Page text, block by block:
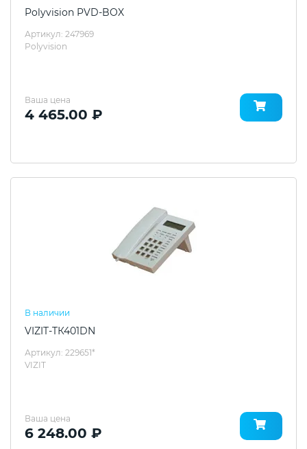
Polyvision PVD-BOX
Артикул: 247969
Polyvision
Ваша цена
4 465.00 ₽
В наличии
VIZIT-TК401DN
Артикул: 229651*
VIZIT
Ваша цена
6 248.00 ₽